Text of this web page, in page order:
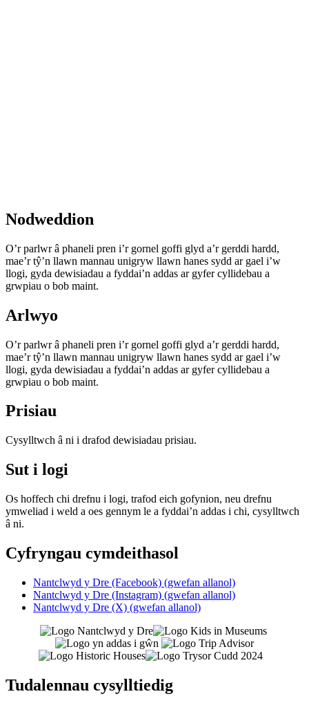
Nodweddion
O’r parlwr â phaneli pren i’r gornel goffi glyd a’r gerddi hardd,
mae’r tŷ’n llawn mannau unigryw llawn hanes sydd ar gael i’w
llogi, gyda dewisiadau a fyddai’n addas ar gyfer cyllidebau a
grwpiau o bob maint.
Arlwyo
O’r parlwr â phaneli pren i’r gornel goffi glyd a’r gerddi hardd,
mae’r tŷ’n llawn mannau unigryw llawn hanes sydd ar gael i’w
llogi, gyda dewisiadau a fyddai’n addas ar gyfer cyllidebau a
grwpiau o bob maint.
Prisiau
Cysylltwch â ni i drafod dewisiadau prisiau.
Sut i logi
Os hoffech chi drefnu i logi, trafod eich gofynion, neu drefnu
ymweliad i weld a oes gennym le a fyddai’n addas i chi, cysylltwch
â ni.
Cyfryngau cymdeithasol
Nantclwyd y Dre (Facebook) (gwefan allanol)
Nantclwyd y Dre (Instagram) (gwefan allanol)
Nantclwyd y Dre (X) (gwefan allanol)
Tudalennau cysylltiedig